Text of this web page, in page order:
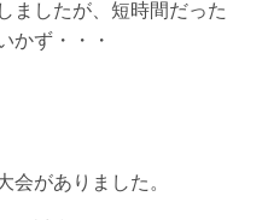
ましたが、短時間だった
かず・・・
会がありました。